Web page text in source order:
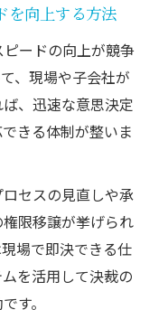
を向上する方法
ードの向上が競争
、現場や子会社が
、迅速な意思決定
きる体制が整いま
セスの見直しや承
限移譲が挙げられ
場で即決できる仕
を活用して決裁の
す。